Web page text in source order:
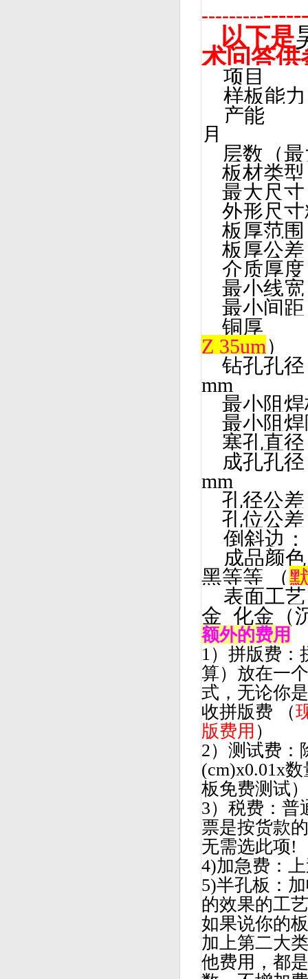
---------
以下是
术问答供
项
样板
产能
月
层数
板材
最大
外形
板厚
板厚
介质
最
最
铜厚
Z 35um）
钻孔
mm
最小
最小
塞孔
成孔
mm
孔径
孔位
倒斜
成品
黑等等 （
表面
金 化金（
额外的费用
1）拼版费：
算）放在一
式，无论你
收拼版费 （
版费用 ）
2）测试费：
(cm)x0.01x
板免费测试
3）税费：普
票是按货款
无需选此项!
4)加急费：
5)半孔板：
的效果的工
如果说你的
加上第二大
他费用，都